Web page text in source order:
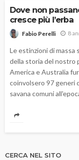
Dove non
cresce più l’erba
Fabio Perelli 8
Le estinzioni di massa
della storia del nostro
America e Australia
coinvolsero 97 generi
savana comuni
CERCA NEL SITO